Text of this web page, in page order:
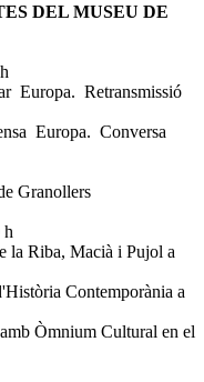
DEL MUSEU DE
Retransmissió
Europa. Conversa
Granollers
h
Riba, Macià i Pujol a
Contemporània a
Òmnium Cultural en el